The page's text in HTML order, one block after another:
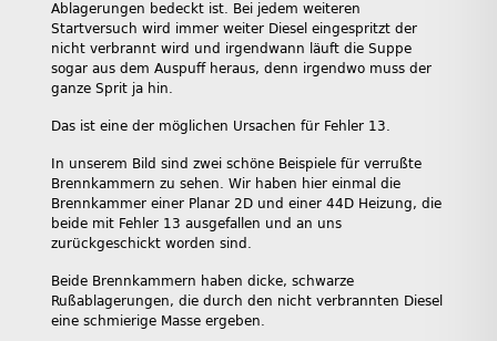
Ablagerungen bedeckt ist. Bei jedem weiteren
Startversuch wird immer weiter Diesel eingespritzt der
nicht verbrannt wird und irgendwann läuft die Suppe
sogar aus dem Auspuff heraus, denn irgendwo muss der
ganze Sprit ja hin.
Das ist eine der möglichen Ursachen für Fehler 13.
In unserem Bild sind zwei schöne Beispiele für verrußte
Brennkammern zu sehen. Wir haben hier einmal die
Brennkammer einer Planar 2D und einer 44D Heizung, die
beide mit Fehler 13 ausgefallen und an uns
zurückgeschickt worden sind.
Beide Brennkammern haben dicke, schwarze
Rußablagerungen, die durch den nicht verbrannten Diesel
eine schmierige Masse ergeben.